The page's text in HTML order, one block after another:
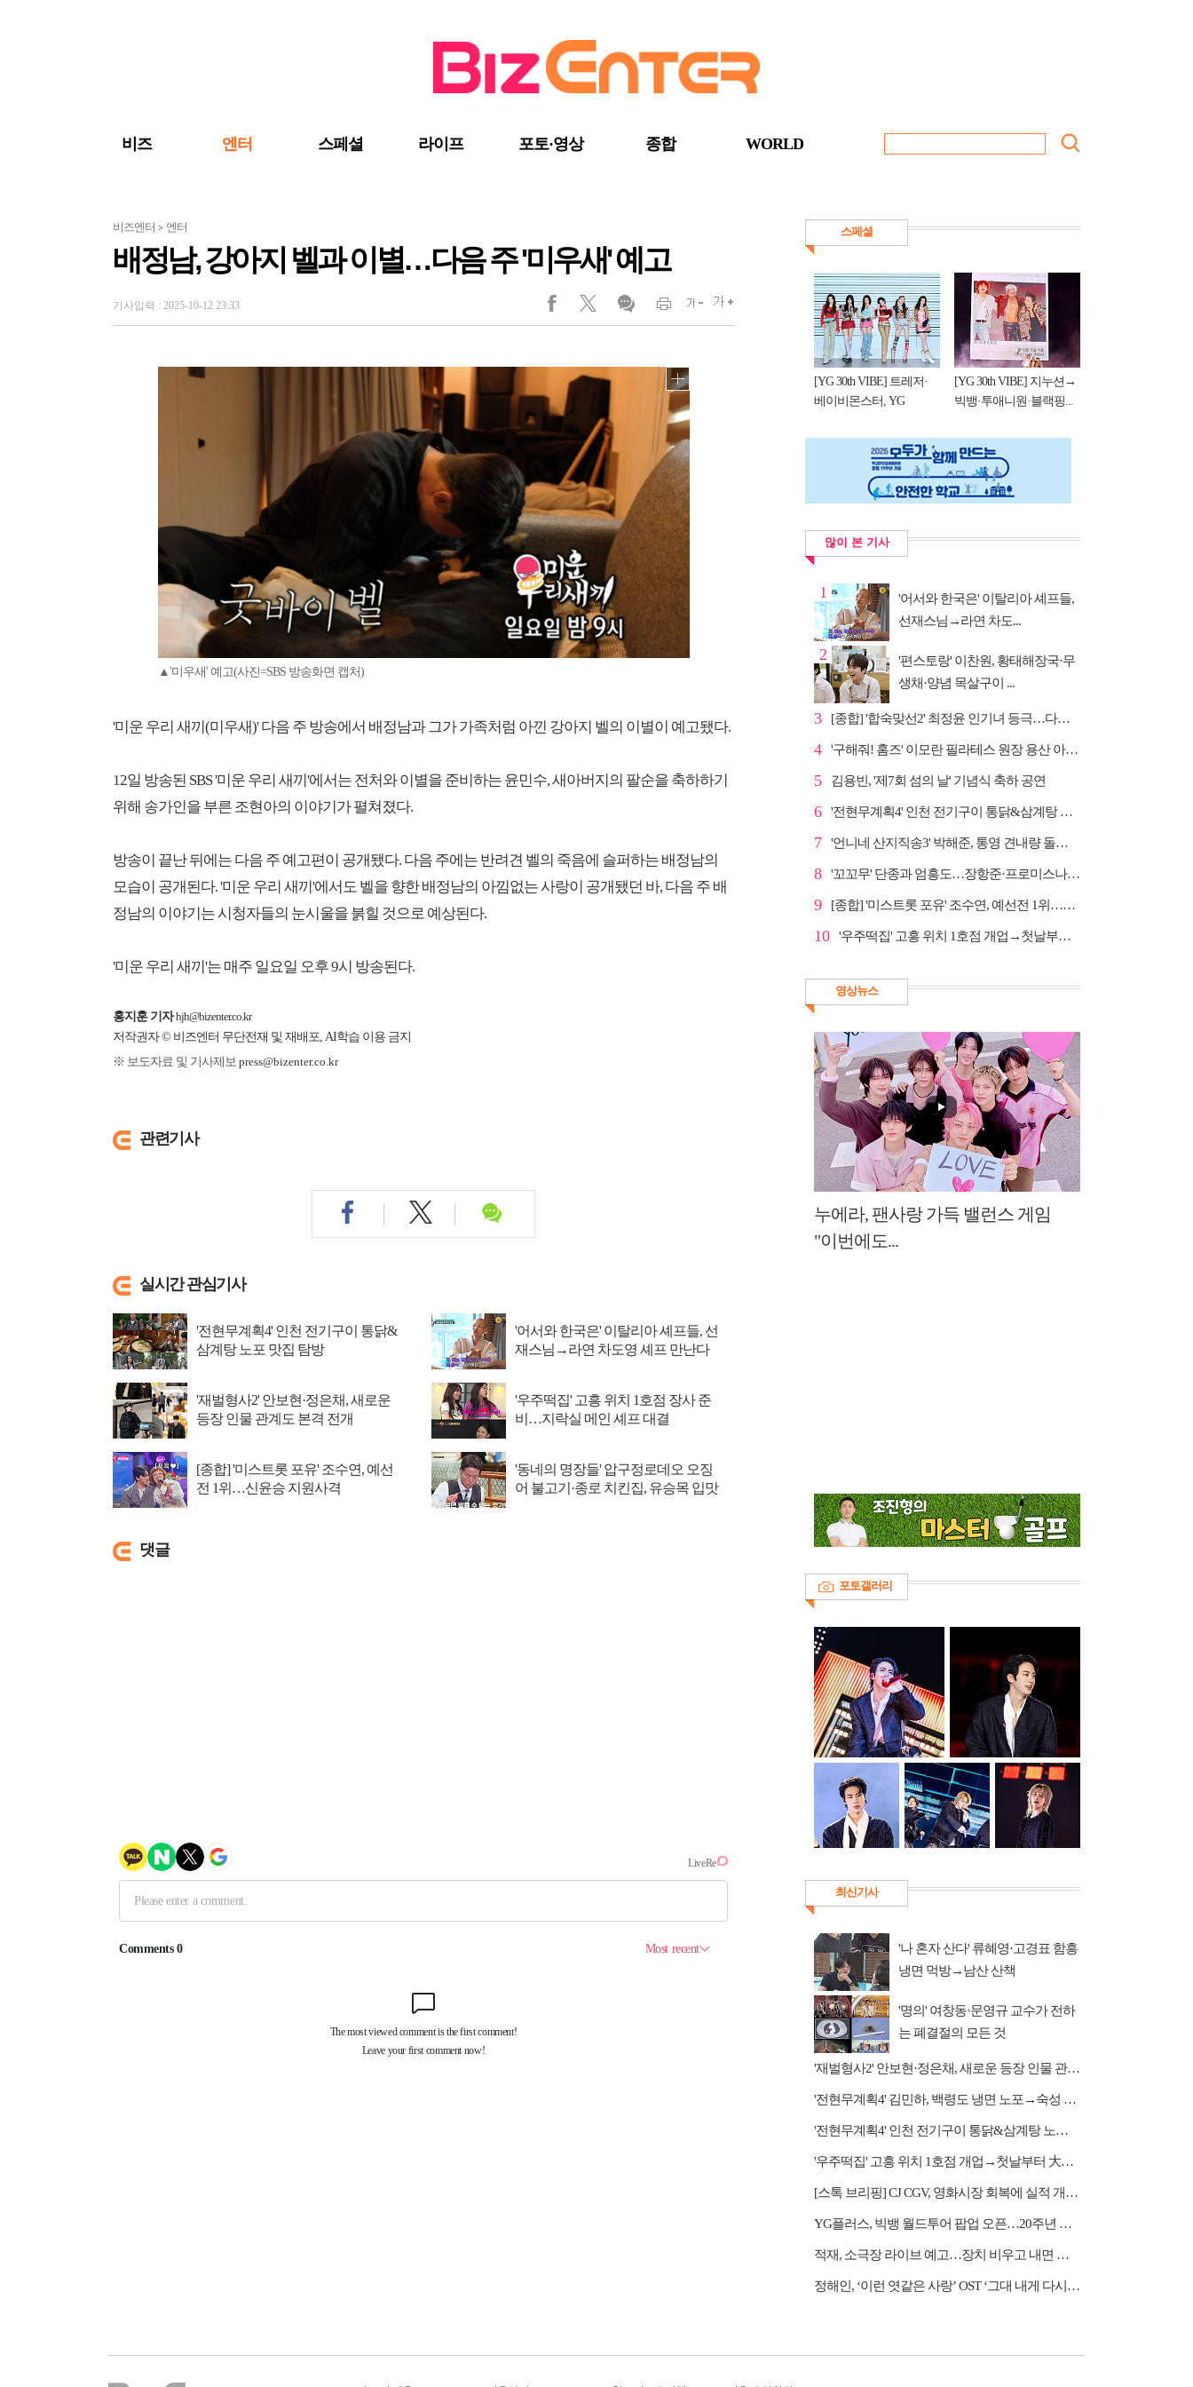
비즈 엔터 스페셜 라이프 포토·영상 종합 WORLD
비즈엔터 > 엔터
배정남, 강아지 벨과 이별…다음 주 '미우새' 예고
기사입력 : 2025-10-12 23:33
▲'미우새' 예고(사진=SBS 방송화면 캡처)
'미운 우리 새끼(미우새)' 다음 주 방송에서 배정남과 그가 가족처럼 아낀 강아지 벨의 이별이 예고됐다.
12일 방송된 SBS '미운 우리 새끼'에서는 전처와 이별을 준비하는 윤민수, 새아버지의 팔순을 축하하기
위해 송가인을 부른 조현아의 이야기가 펼쳐졌다.
방송이 끝난 뒤에는 다음 주 예고편이 공개됐다. 다음 주에는 반려견 벨의 죽음에 슬퍼하는 배정남의
모습이 공개된다. '미운 우리 새끼'에서도 벨을 향한 배정남의 아낌없는 사랑이 공개됐던 바, 다음 주 배
정남의 이야기는 시청자들의 눈시울을 붉힐 것으로 예상된다.
'미운 우리 새끼'는 매주 일요일 오후 9시 방송된다.
홍지훈 기자 hjh@bizenter.co.kr
저작권자 © 비즈엔터 무단전재 및 재배포, AI학습 이용 금지
※ 보도자료 및 기사제보 press@bizenter.co.kr
관련기사
실시간 관심기사
'전현무계획4' 인천 전기구이 통닭&
삼계탕 노포 맛집 탐방
'어서와 한국은' 이탈리아 셰프들, 선
재스님→라연 차도영 셰프 만난다
'재벌형사2' 안보현·정은채, 새로운
등장 인물 관계도 본격 전개
'우주떡집' 고흥 위치 1호점 장사 준
비…지락실 메인 셰프 대결
[종합] '미스트롯 포유' 조수연, 예선
전 1위…신윤승 지원사격
'동네의 명장들' 압구정로데오 오징
어 불고기·종로 치킨집, 유승목 입맛
댓글
스페셜
[YG 30th VIBE] 트레저·
베이비몬스터, YG
[YG 30th VIBE] 지누션→
빅뱅·투애니원·블랙핑...
많이 본 기사
1
'어서와 한국은' 이탈리아 셰프들,
선재스님→라연 차도...
2
'편스토랑' 이찬원, 황태해장국·무
생채·양념 목살구이 ...
3 [종합] '합숙맞선2' 최정윤 인기녀 등극…다음주 마지막...
4 '구해줘! 홈즈' 이모란 필라테스 원장 용산 아파트 방...
5 김용빈, '제7회 섬의 날' 기념식 축하 공연
6 '전현무계획4' 인천 전기구이 통닭&삼계탕 노포 맛집 탐방
7 '언니네 산지직송3' 박해준, 통영 견내량 돌미역 조업 ...
8 '꼬꼬무' 단종과 엄흥도…장항준·프로미스나인 이채영·...
9 [종합] '미스트롯 포유' 조수연, 예선전 1위…신윤승 지...
10 '우주떡집' 고흥 위치 1호점 개업→첫날부터 大위기
영상뉴스
누에라, 팬사랑 가득 밸런스 게임
"이번에도...
포토갤러리
최신기사
'나 혼자 산다' 류혜영·고경표 함흥
냉면 먹방→남산 산책
'명의' 여창동·문영규 교수가 전하
는 폐결절의 모든 것
'재벌형사2' 안보현·정은채, 새로운 등장 인물 관계도 본격 전개
'전현무계획4' 김민하, 백령도 냉면 노포→숙성 광어초밥·통 도미찜 맛집 탐방
'전현무계획4' 인천 전기구이 통닭&삼계탕 노포 맛집 탐방
'우주떡집' 고흥 위치 1호점 개업→첫날부터 大위기
[스톡 브리핑] CJ CGV, 영화시장 회복에 실적 개선…2Q 매출 5939억
YG플러스, 빅뱅 월드투어 팝업 오픈…20주년 응원봉 공개
적재, 소극장 라이브 예고…장치 비우고 내면 채운다
정해인, ‘이런 엿같은 사랑’ OST ‘그대 내게 다시’ 리메이크 가창